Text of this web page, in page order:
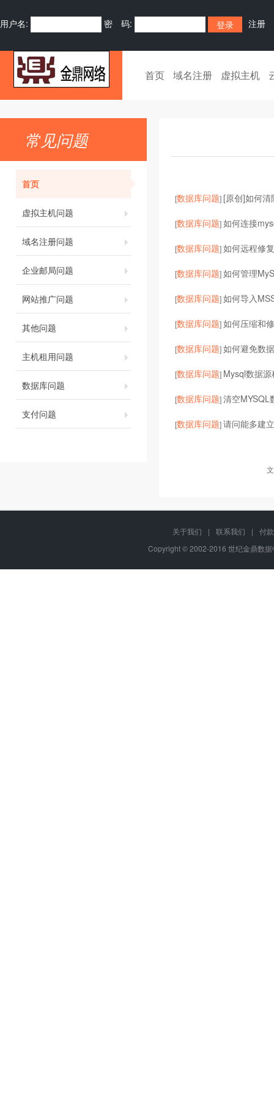
用户名: 密 码: 注册
首页 域名注册 虚拟主机
常见问题
首页
虚拟主机问题
域名注册问题
企业邮局问题
网站推广问题
其他问题
主机租用问题
数据库问题
支付问题
[数据库问题] [原创]如何
[数据库问题]如何连接
[数据库问题]如何远程修
[数据库问题]如何管理
[数据库问题]如何导入
[数据库问题]如何压缩和
[数据库问题]如何避免数
[数据库问题] Mysql数据
[数据库问题]清空MYSQL
[数据库问题]请问能多建
关于我们 | 联系我们 |
付
Copyright © 2002-2016 世纪金鼎数